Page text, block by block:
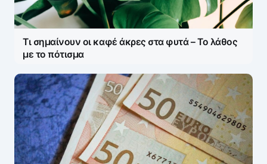
Τι σημαίνουν οι καφέ άκρες στα φυτά – Το λάθος
με το πότισμα